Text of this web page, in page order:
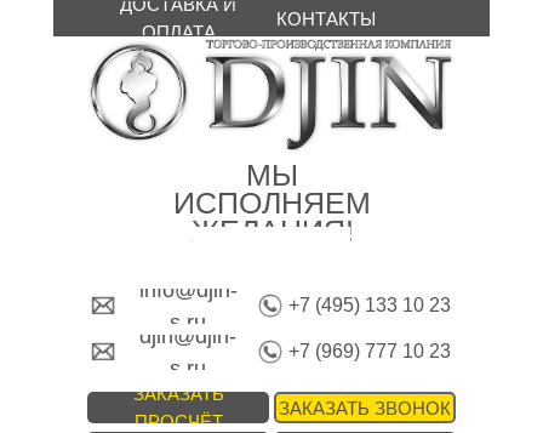
МЫ
ИСПОЛНЯЕМ
ЖЕЛАНИЯ!
ЗАКАЗАТЬ
ПРОСЧЁТ
+7 (969) 777 10 23
+7 (495) 133 10 23
ЗАКАЗАТЬ ЗВОНОК
ДОСТАВКА И
ОПЛАТА
КОНТАКТЫ
info@djin-
s.ru
djin@djin-
s.ru